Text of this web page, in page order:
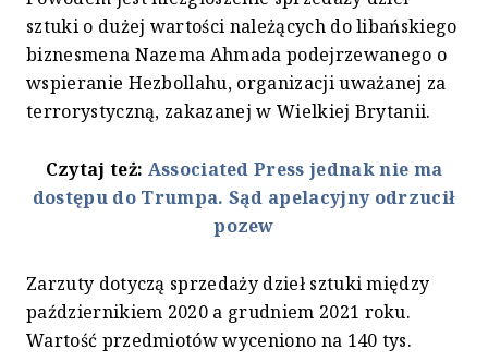
sztuki o dużej wartości należących do libańskiego
biznesmena Nazema Ahmada podejrzewanego o
wspieranie Hezbollahu, organizacji uważanej za
terrorystyczną, zakazanej w Wielkiej Brytanii.
Czytaj też: Associated Press jednak nie ma
dostępu do Trumpa. Sąd apelacyjny odrzucił
pozew
Zarzuty dotyczą sprzedaży dzieł sztuki między
październikiem 2020 a grudniem 2021 roku.
Wartość przedmiotów wyceniono na 140 tys.